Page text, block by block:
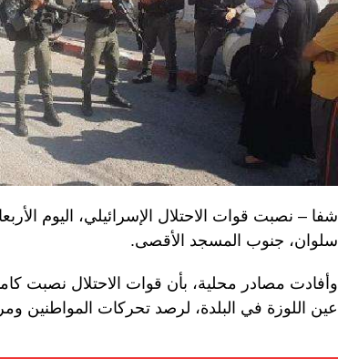
شفا – نصبت قوات الاحتلال الإسرائيلي، اليوم
سلوان، جنوب المسجد الأقصى.
وأفادت مصادر محلية، بأن قوات الاحتلال نصبت
عين اللوزة في البلدة، لرصد تحركات المواطنين